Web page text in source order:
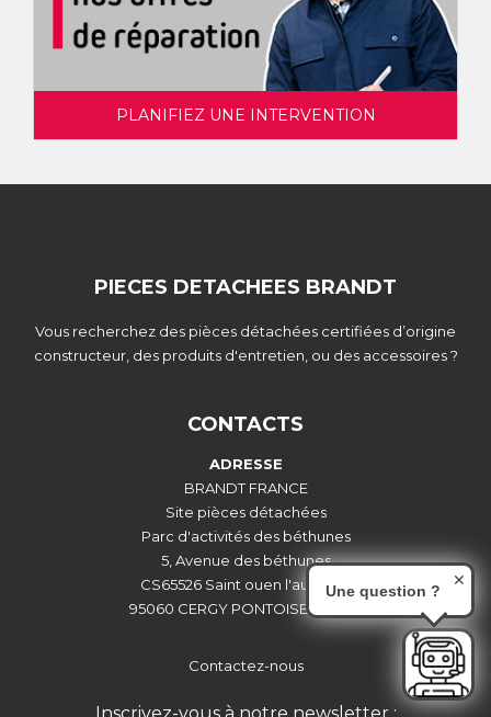
PLANIFIEZ UNE INTERVENTION
PIECES DETACHEES BRANDT
Vous recherchez des pièces détachées certifiées d’origine
constructeur, des produits d'entretien, ou des accessoires ?
CONTACTS
ADRESSE
BRANDT FRANCE
Site pièces détachées
Parc d'activités des béthunes
5, Avenue des béthunes
CS65526 Saint ouen l'aumône
95060 CERGY PONTOISE CEDEX
Contactez-nous
Une question ?
✕